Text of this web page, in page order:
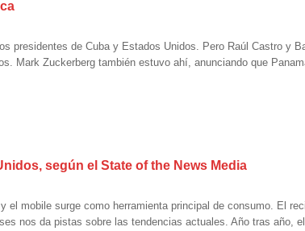
presidentes de Cuba y Estados Unidos. Pero Raúl Castro y
Mark Zuckerberg también estuvo ahí, anunciando que
según el State of the News Media
el mobile surge como herramienta principal de consumo. El
nos da pistas sobre las tendencias actuales. Año tras año,